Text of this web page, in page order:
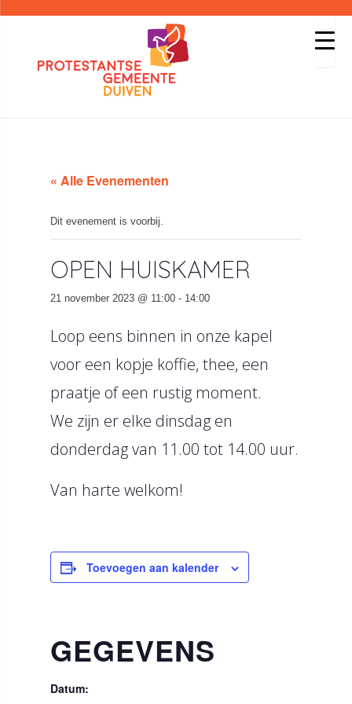
« Alle Evenementen
Dit evenement is voorbij.
OPEN HUISKAMER
21 november 2023 @ 11:00 - 14:00
Loop eens binnen in onze kapel
voor een kopje koffie, thee, een
praatje of een rustig moment.
We zijn er elke dinsdag en
donderdag van 11.00 tot 14.00 uur.
Van harte welkom!
Toevoegen aan kalender
GEGEVENS
Datum: